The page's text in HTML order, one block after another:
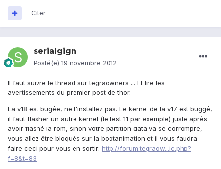
Citer
serialgign
Posté(e) 19 novembre 2012
Il faut suivre le thread sur tegraowners ... Et lire les
avertissements du premier post de thor.
La v18 est bugée, ne l'installez pas. Le kernel de la v17 est buggé,
il faut flasher un autre kernel (le test 11 par exemple) juste après
avoir flashé la rom, sinon votre partition data va se corrompre,
vous allez être bloqués sur la bootanimation et il vous faudra
faire ceci pour vous en sortir: http://forum.tegraow...ic.php?
f=8&t=83